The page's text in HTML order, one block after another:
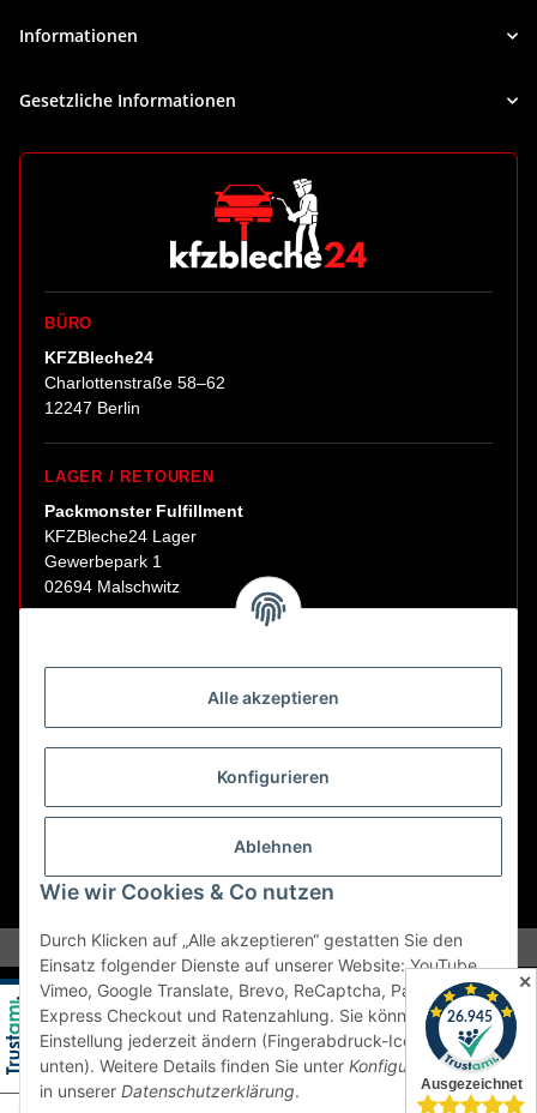
Alle akzeptieren
Konfigurieren
Ablehnen
Wie wir Cookies & Co nutzen
Durch Klicken auf „Alle akzeptieren“ gestatten Sie den
Einsatz folgender Dienste auf unserer Website: YouTube,
Vimeo, Google Translate, Brevo, ReCaptcha, PayPal
Express Checkout und Ratenzahlung. Sie können die
Einstellung jederzeit ändern (Fingerabdruck-Icon links
unten). Weitere Details finden Sie unter Konfigurierenund
in unserer Datenschutzerklärung.
Informationen
Gesetzliche Informationen
BÜRO
KFZBleche24
Charlottenstraße 58–62
12247 Berlin
LAGER / RETOUREN
Packmonster Fulfillment
KFZBleche24 Lager
Gewerbepark 1
02694 Malschwitz
Abholungen nur nach Terminvereinbarung.
E-Mail:sales@kfzbleche24.de
Vertrag widerrufen
* Alle Preise inkl. gesetzlicher USt., zzgl.Versand
✕